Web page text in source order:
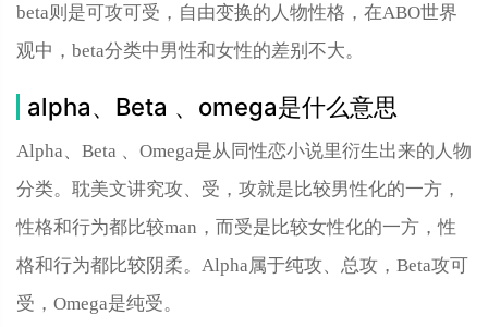
beta则是可攻可受，自由变换的人物性格，在ABO世界
观中，beta分类中男性和女性的差别不大。
alpha、Beta 、omega是什么意思
Alpha、Beta 、Omega是从同性恋小说里衍生出来的人物
分类。耽美文讲究攻、受，攻就是比较男性化的一方，
性格和行为都比较man，而受是比较女性化的一方，性
格和行为都比较阴柔。Alpha属于纯攻、总攻，Beta攻可
受，Omega是纯受。